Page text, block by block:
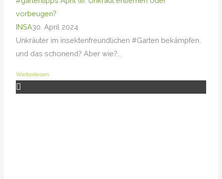
vorbeugen?
INSA30. April 2024
Unkräuter im insektenfreundlichen #Garten bekämpfen,
und das schonend? Aber wie?...
Weiterlesen